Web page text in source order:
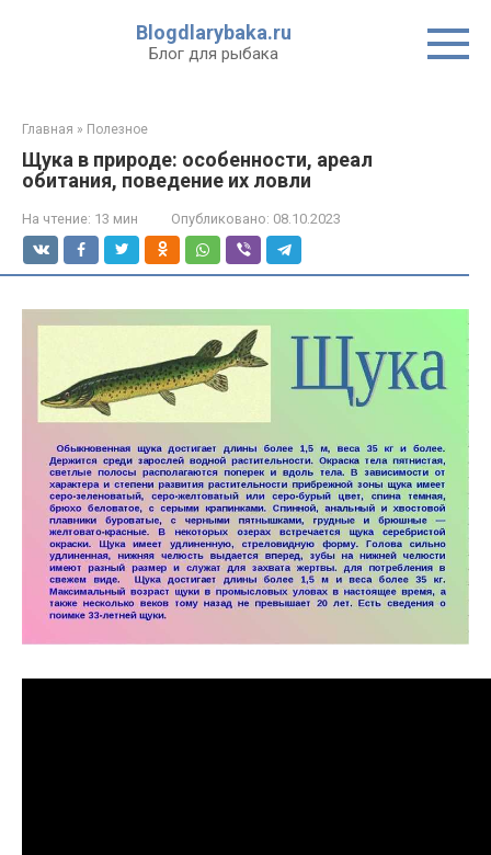
Blogdlarybaka.ru
Блог для рыбака
Главная » Полезное
Щука в природе: особенности, ареал
обитания, поведение их ловли
На чтение: 13 мин Опубликовано: 08.10.2023